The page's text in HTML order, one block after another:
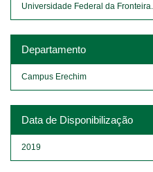
Universidade Federal da Fronteira...
Departamento
Campus Erechim
Data de Disponibilização
2019